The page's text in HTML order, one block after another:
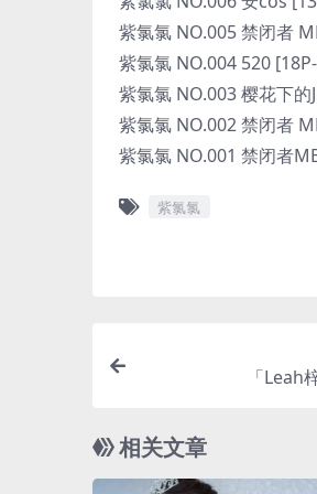
紫氯氯 NO.005 禁闭者
紫氯氯 NO.004 520
紫氯氯 NO.003 樱花下的
紫氯氯 NO.002 禁闭者
紫氯氯 NO.001 禁闭者
紫氯氯
「Leah
相关文章